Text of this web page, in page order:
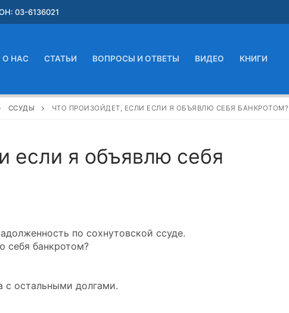
03-6136021
О НАС СТАТЬИ ВОПРОСЫ И ОТВЕТЫ ВИДЕО КНИГИ
ССУДЫ ЧТО ПРОИЗОЙДЕТ, ЕСЛИ ЕСЛИ Я ОБЪЯВЛЮ СЕБЯ БАНКРОТОМ?
если я объявлю себя
по сохнутовской ссуде.
себя банкротом?
с остальными долгами.